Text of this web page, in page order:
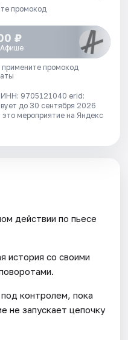
промокод
₽
промокод
9705121040 erid:
до 30 сентября 2026
мероприятие на Яндекс
действии по пьесе
история со своими
контролем, пока
не запускает цепочку